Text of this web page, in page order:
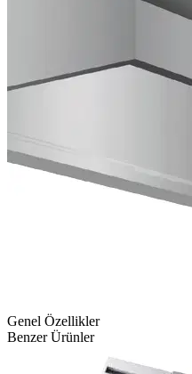
Genel Özellikler
Benzer Ürünler